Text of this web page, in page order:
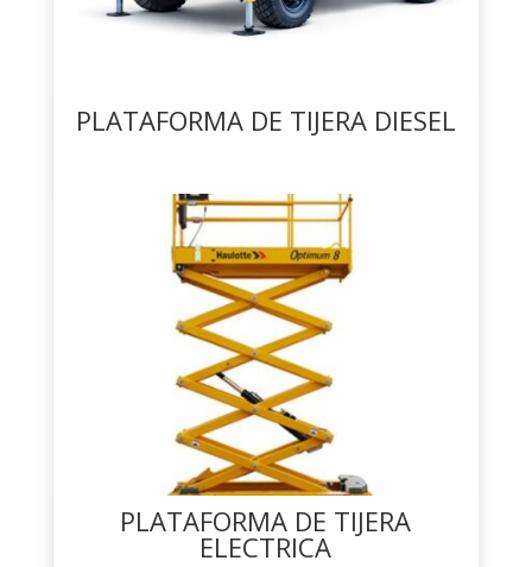
PLATAFORMA DE TIJERA DIESEL
PLATAFORMA DE TIJERA
ELECTRICA